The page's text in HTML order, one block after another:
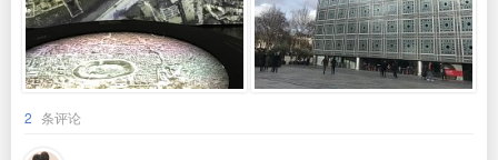
2 条评论